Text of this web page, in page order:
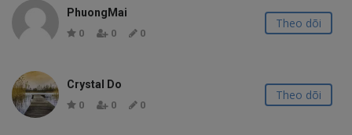
PhuongMai
0 0 0
Theo dõi
Crystal Do
0 0 0
Theo dõi